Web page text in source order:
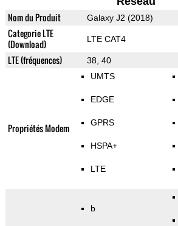
Nom du Produit Galaxy J2 (2018)
Categorie LTE
(Download)
LTE CAT4
LTE (fréquences) 38, 40
Propriétés Modem
UMTS
EDGE
GPRS
HSPA+
LTE
b